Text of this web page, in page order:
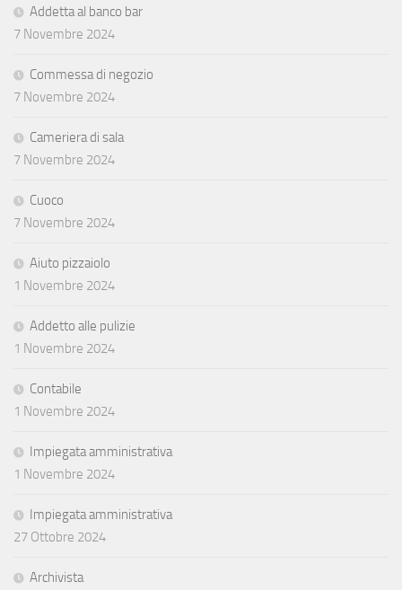
Addetta al banco bar
7 Novembre 2024
Commessa di negozio
7 Novembre 2024
Cameriera di sala
7 Novembre 2024
Cuoco
7 Novembre 2024
Aiuto pizzaiolo
1 Novembre 2024
Addetto alle pulizie
1 Novembre 2024
Contabile
1 Novembre 2024
Impiegata amministrativa
1 Novembre 2024
Impiegata amministrativa
27 Ottobre 2024
Archivista